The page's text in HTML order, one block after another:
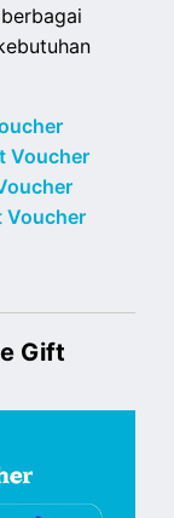
Voucher
Voucher
Gift